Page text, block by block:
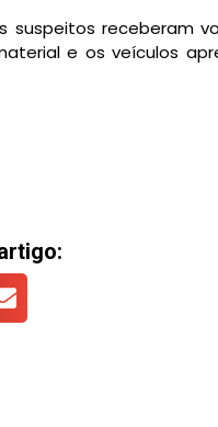
suspeitos receberam
e os veículos